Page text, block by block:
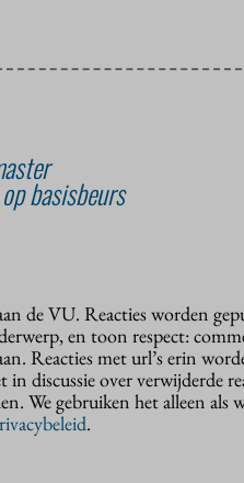
basisbeurs
de VU. Reacties worden
en toon respect:
Reacties met url’s erin
discussie over verwijderde
We gebruiken het alleen als
.